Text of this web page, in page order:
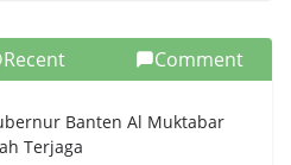
Recent Comment
Banten Al Muktabar
Terjaga